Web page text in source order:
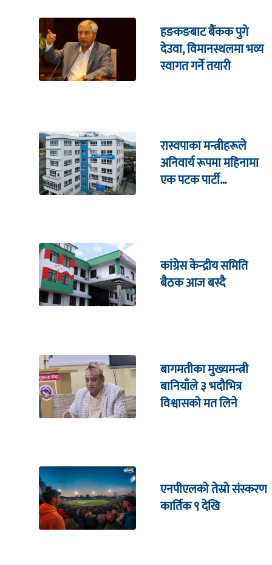
हङकङबाट बैंकक पुगे
देउवा, विमानस्थलमा भव्य
स्वागत गर्ने तयारी
रास्वपाका मन्त्रीहरूले
अनिवार्य रूपमा महिनामा
एक पटक पार्टी
कांग्रेस केन्द्रीय समिति
बैठक आज बस्दै
बागमतीका मुख्यमन्त्री
बानियाँले ३ भदौभित्र
विश्वासको मत लिने
एनपीएलको तेस्रो संस्करण
कार्तिक ९ देखि